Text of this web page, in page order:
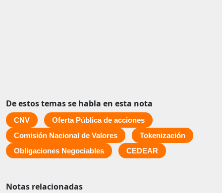
De estos temas se habla en esta nota
CNV
Oferta Pública de acciones
Comisión Nacional de Valores
Tokenización
Obligaciones Negociables
CEDEAR
Notas relacionadas